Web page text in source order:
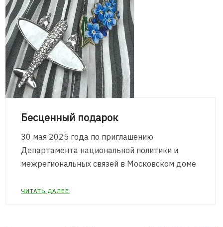
Бесценный подарок
30 мая 2025 года по приглашению
Департамента национальной политики и
межрегиональных связей в Московском доме
ЧИТАТЬ ДАЛЕЕ